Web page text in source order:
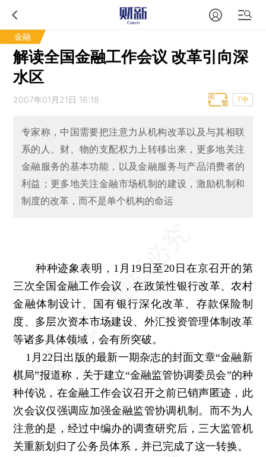
金融
解读全国金融工作会议 改革引向深
水区
2007年01月21日 16:18 T中
专家称，中国需要把注意力从机构改革以及与其相联
系的人、财、物的支配权力上转移出来，更多地关注
金融服务的基本功能，以及金融服务与产品消费者的
利益；更多地关注金融市场机制的建设，激励机制和
制度的改革，而不是单个机构的命运
种种迹象表明，1月19日至20日在京召开的第
三次全国金融工作会议，在政策性银行改革、农村
金融体制设计、国有银行深化改革、存款保险制
度、多层次资本市场建设、外汇投资管理体制改革
等诸多具体领域，会有所突破。
1月22日出版的最新一期杂志的封面文章“金融新
棋局”报道称，关于建立“金融监管协调委员会”的种
种传说，在金融工作会议召开之前已销声匿迹，此
次会议仅强调应加强金融监管协调机制。而不为人
注意的是，经过中编办的调查研究后，三大监管机
关重新划归了公务员体系，并已完成了这一转换。